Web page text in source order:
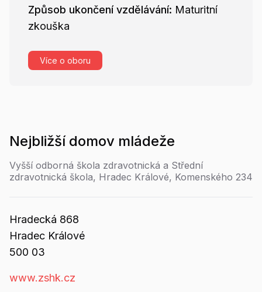
Způsob ukončení vzdělávání: Maturitní
zkouška
Více o oboru
Nejbližší domov mládeže
Vyšší odborná škola zdravotnická a Střední
zdravotnická škola, Hradec Králové, Komenského 234
Hradecká 868
Hradec Králové
500 03
www.zshk.cz